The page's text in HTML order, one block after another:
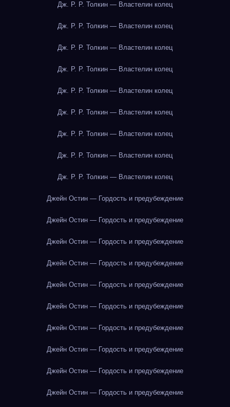
Дж. Р. Р. Толкин — Властелин колец
Дж. Р. Р. Толкин — Властелин колец
Дж. Р. Р. Толкин — Властелин колец
Дж. Р. Р. Толкин — Властелин колец
Дж. Р. Р. Толкин — Властелин колец
Дж. Р. Р. Толкин — Властелин колец
Дж. Р. Р. Толкин — Властелин колец
Дж. Р. Р. Толкин — Властелин колец
Дж. Р. Р. Толкин — Властелин колец
Джейн Остин — Гордость и предубеждение
Джейн Остин — Гордость и предубеждение
Джейн Остин — Гордость и предубеждение
Джейн Остин — Гордость и предубеждение
Джейн Остин — Гордость и предубеждение
Джейн Остин — Гордость и предубеждение
Джейн Остин — Гордость и предубеждение
Джейн Остин — Гордость и предубеждение
Джейн Остин — Гордость и предубеждение
Джейн Остин — Гордость и предубеждение